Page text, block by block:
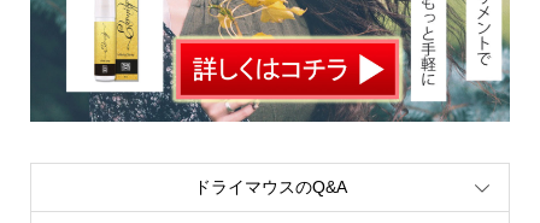
ドライマウスのQ&A